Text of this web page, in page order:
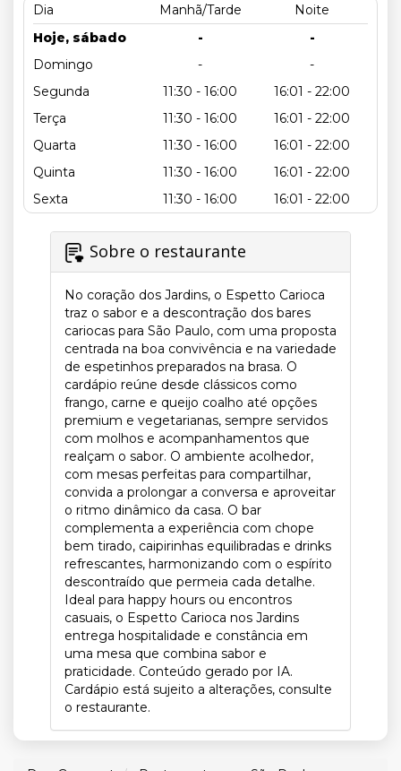
Dia Manhã/Tarde
Noite
Hoje, sábado
-
-
Domingo
-
-
Segunda
11:30 - 16:00
16:01 - 22:00
Terça
11:30 - 16:00
16:01 - 22:00
Quarta
11:30 - 16:00
16:01 - 22:00
Quinta
11:30 - 16:00
16:01 - 22:00
Sexta
11:30 - 16:00 16:01 - 22:00
Sobre o restaurante
No coração dos Jardins, o Espetto Carioca
traz o sabor e a descontração dos bares
cariocas para São Paulo, com uma proposta
centrada na boa convivência e na variedade
de espetinhos preparados na brasa. O
cardápio reúne desde clássicos como
frango, carne e queijo coalho até opções
premium e vegetarianas, sempre servidos
com molhos e acompanhamentos que
realçam o sabor. O ambiente acolhedor,
com mesas perfeitas para compartilhar,
convida a prolongar a conversa e aproveitar
o ritmo dinâmico da casa. O bar
complementa a experiência com chope
bem tirado, caipirinhas equilibradas e drinks
refrescantes, harmonizando com o espírito
descontraído que permeia cada detalhe.
Ideal para happy hours ou encontros
casuais, o Espetto Carioca nos Jardins
entrega hospitalidade e constância em
uma mesa que combina sabor e
praticidade. Conteúdo gerado por IA.
Cardápio está sujeito a alterações, consulte
o restaurante.